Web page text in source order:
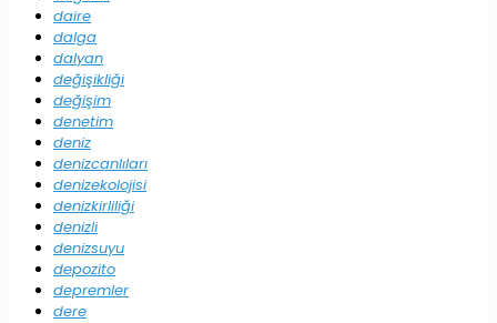
daire
dalga
dalyan
değişikliği
değişim
denetim
deniz
denizcanlıları
denizekolojisi
denizkirliliği
denizli
denizsuyu
depozito
depremler
dere